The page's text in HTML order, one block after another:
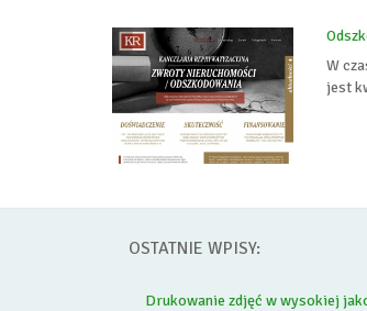
W
jest
OSTATNIE WPISY:
Drukowanie zdjęć w wysokiej